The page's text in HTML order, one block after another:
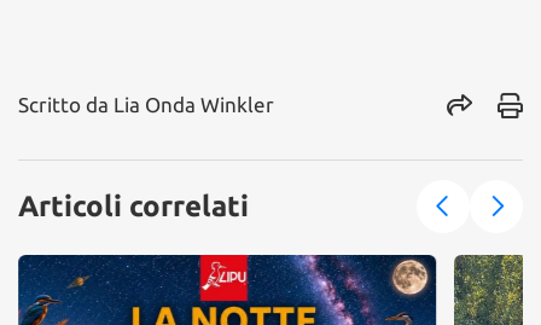
Scritto da Lia Onda Winkler
Articoli correlati